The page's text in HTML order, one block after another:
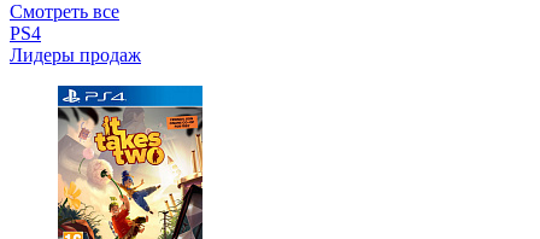
Смотреть все
PS4
Лидеры продаж